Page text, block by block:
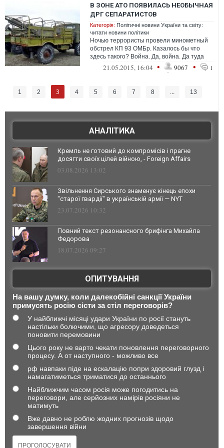
В ЗОНЕ АТО ПОЯВИЛАСЬ НЕОБЫЧНАЯ
ДРГ СЕПАРАТИСТОВ
Категорія: Політичні новини України та світу:
читати новини політики
Ночью террористы провели минометный
обстрел КП 93 ОМБр. Казалось бы что
здесь такого? Война. Да, война. Да туда
прилетало и раньше
21.05.2015, 16:04 • 9067 • 1
1 2 3 4 5 6 7 8 ... 13
АНАЛІТИКА
Кремль не готовий до компромісів і прагне
досягти своїх цілей війною, - Foreign Affairs
03.08.2026 13:02
Звільнення Сирського знаменує кінець епохи
"старої гвардії" в українській армії — NYT
23.07.2026 10:32
Повний текст резонансного брифінга Михайла
Федорова
18.07.2026 09:27
ОПИТУВАННЯ
На вашу думку, коли далекобійні санкції України
примусять росію сісти за стіл переговорів?
У найближчі місяці удари України по росії стануть
настільки болючими, що агресору доведеться
поновити перемовини
Цього року не варто чекати поновлення переговорного
процесу. А от наступного - можливо все
рф навпаки піде на ескалацію попри здоровий глузд і
намагатиметься триматися до останнього
Найближчим часом росія може погодитись на
переговори, але серйозних намірів росіяни не
матимуть
Вже давно не роблю жодних прогнозів щодо
завершення війни